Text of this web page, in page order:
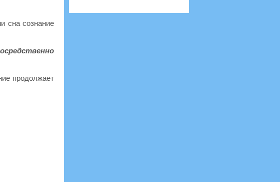
сна сознание
продолжает